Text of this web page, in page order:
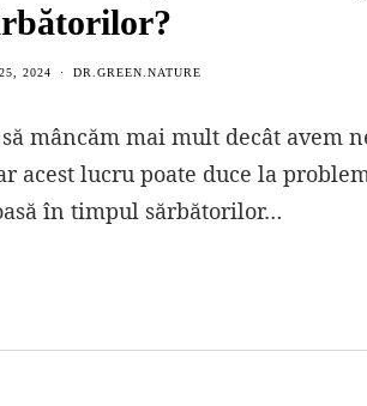
2024 DR.GREEN.NATURE
mâncăm mai mult decât avem
acest lucru poate duce la
în timpul sărbătorilor…